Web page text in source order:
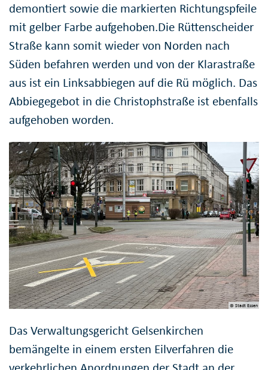
demontiert sowie die markierten Richtungspfeile
mit gelber Farbe aufgehoben.Die Rüttenscheider
Straße kann somit wieder von Norden nach
Süden befahren werden und von der Klarastraße
aus ist ein Linksabbiegen auf die Rü möglich. Das
Abbiegegebot in die Christophstraße ist ebenfalls
aufgehoben worden.
© Stadt Essen
Das Verwaltungsgericht Gelsenkirchen
bemängelte in einem ersten Eilverfahren die